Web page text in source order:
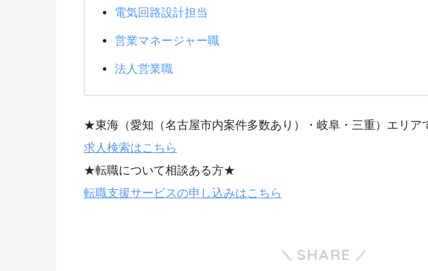
電気回路設計担当
営業マネージャー職
法人営業職
★東海（愛知（名古屋市内案件多数あり）・岐阜・三重）エリ
求人検索はこちら
★転職について相談ある方★
転職支援サービスの申し込みはこちら
SHARE